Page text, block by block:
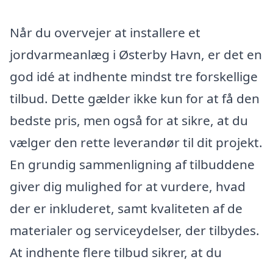
Når du overvejer at installere et
jordvarmeanlæg i Østerby Havn, er det en
god idé at indhente mindst tre forskellige
tilbud. Dette gælder ikke kun for at få den
bedste pris, men også for at sikre, at du
vælger den rette leverandør til dit projekt.
En grundig sammenligning af tilbuddene
giver dig mulighed for at vurdere, hvad
der er inkluderet, samt kvaliteten af de
materialer og serviceydelser, der tilbydes.
At indhente flere tilbud sikrer, at du